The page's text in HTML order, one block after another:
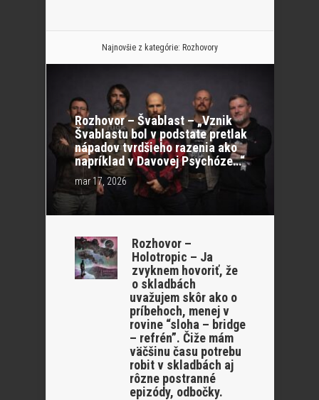
Najnovšie z kategórie: Rozhovory
Rozhovor – Švablast – „Vznik
Švablastu bol v podstate pretlak
nápadov tvrdšieho razenia ako
napríklad v Davovej Psychóze…“
mar 17, 2026
Rozhovor –
Holotropic – Ja
zvyknem hovoriť, že
o skladbách
uvažujem skôr ako o
príbehoch, menej v
rovine “sloha – bridge
– refrén”. Čiže mám
väčšinu času potrebu
robit v skladbách aj
rôzne postranné
epizódy, odbočky.